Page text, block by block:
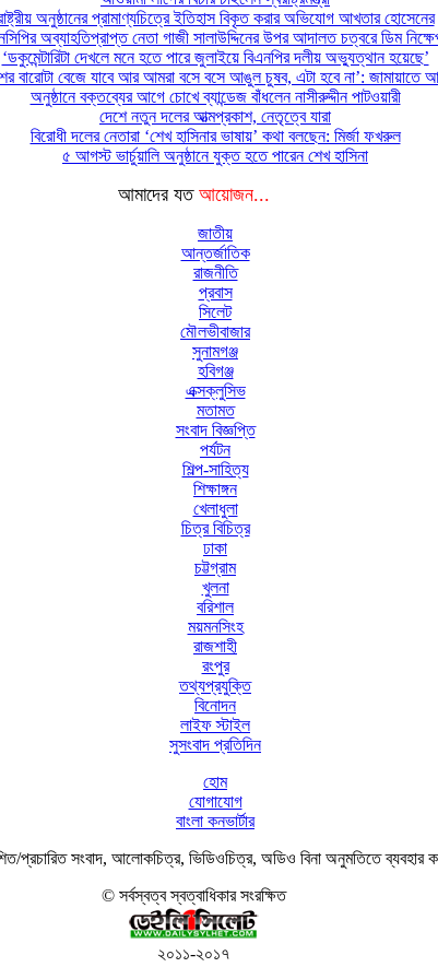
অনুষ্ঠানের প্রামাণ্যচিত্রে ইতিহাস বিকৃত করার অভিযোগ আখতার হোসেনের
অব্যাহতিপ্রাপ্ত নেতা গাজী সালাউদ্দিনের উপর আদালত চত্বরে ডিম
‘ডকুমেন্টারিটা দেখলে মনে হতে পারে জুলাইয়ে বিএনপির দলীয় অভ্যুত্থান হয়েছে’
বারোটা বেজে যাবে আর আমরা বসে বসে আঙুল চুষব, এটা হবে না’: জামায়াতে
অনুষ্ঠানে বক্তব্যের আগে চোখে ব্যান্ডেজ বাঁধলেন নাসীরুদ্দীন পাটওয়ারী
দেশে নতুন দলের আত্মপ্রকাশ, নেতৃত্বে যারা
বিরোধী দলের নেতারা ‘শেখ হাসিনার ভাষায়’ কথা বলছেন: মির্জা ফখরুল
৫ আগস্ট ভার্চুয়ালি অনুষ্ঠানে যুক্ত হতে পারেন শেখ হাসিনা
আমাদের যত আয়োজন...
জাতীয়
আন্তর্জাতিক
রাজনীতি
প্রবাস
সিলেট
মৌলভীবাজার
সুনামগঞ্জ
হবিগঞ্জ
এক্সক্লুসিভ
মতামত
সংবাদ বিজ্ঞপ্তি
পর্যটন
শিল্প-সাহিত্য
শিক্ষাঙ্গন
খেলাধুলা
চিত্র বিচিত্র
ঢাকা
চট্টগ্রাম
খুলনা
বরিশাল
ময়মনসিংহ
রাজশাহী
রংপুর
তথ্যপ্রযুক্তি
বিনোদন
লাইফ স্টাইল
সুসংবাদ প্রতিদিন
হোম
যোগাযোগ
বাংলা কনভার্টার
প্রচারিত সংবাদ, আলোকচিত্র, ভিডিওচিত্র, অডিও বিনা অনুমতিতে ব্যবহার
© সর্বস্বত্ব স্বত্বাধিকার সংরক্ষিত
২০১১-২০১৭